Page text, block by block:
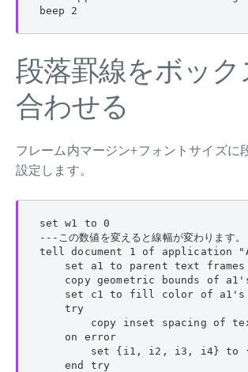
beep 2
段落罫線をボック
合わせる
フレーム内マージン+フォントサイズに
設定します。
set w1 to 0
---この数値を変えると線幅が変わります。
tell document 1 of application
set a1 to parent text frames
copy geometric bounds of
set c1 to fill color of a1's
    try
copy inset spacing of
    on error
set {i1, i2, i3, i4} to
    end try